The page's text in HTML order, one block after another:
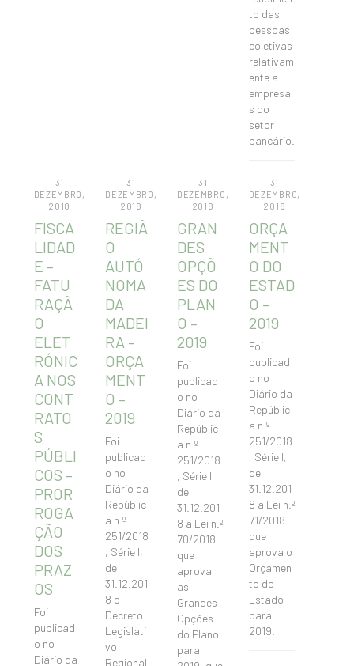
to das
pessoas
coletivas
relativam
ente a
empresa
s do
setor
bancário.
31
DEZEMBRO,
2018
FISCA
LIDAD
E –
FATU
RAÇÃ
O
ELET
RÓNIC
A NOS
CONT
RATO
S
PÚBLI
COS –
PROR
ROGA
ÇÃO
DOS
PRAZ
OS
Foi
publicad
o no
Diário da
31
DEZEMBRO,
2018
REGIÃ
O
AUTÓ
NOMA
DA
MADEI
RA –
ORÇA
MENT
O –
2019
Foi
publicad
o no
Diário da
Repúblic
a n.º
251/2018
, Série I,
de
31.12.201
8 o
Decreto
Legislati
vo
Regional
31
DEZEMBRO,
2018
GRAN
DES
OPÇÕ
ES DO
PLAN
O –
2019
Foi
publicad
o no
Diário da
Repúblic
a n.º
251/2018
, Série I,
de
31.12.201
8 a Lei n.º
70/2018
que
aprova
as
Grandes
Opções
do Plano
para
31
DEZEMBRO,
2018
ORÇA
MENT
O DO
ESTAD
O –
2019
Foi
publicad
o no
Diário da
Repúblic
a n.º
251/2018
, Série I,
de
31.12.201
8 a Lei n.º
71/2018
que
aprova o
Orçamen
to do
Estado
para
2019.